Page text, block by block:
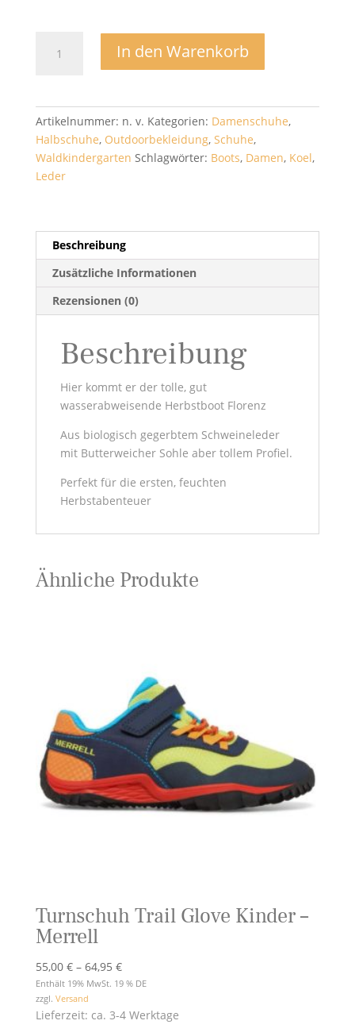
Florenz
Menge
In den Warenkorb
Artikelnummer: n. v. Kategorien: Damenschuhe,
Halbschuhe, Outdoorbekleidung, Schuhe,
Waldkindergarten Schlagwörter: Boots, Damen, Koel,
Leder
Beschreibung
Zusätzliche Informationen
Rezensionen (0)
Beschreibung
Hier kommt er der tolle, gut
wasserabweisende Herbstboot Florenz
Aus biologisch gegerbtem Schweineleder
mit Butterweicher Sohle aber tollem Profiel.
Perfekt für die ersten, feuchten
Herbstabenteuer
Ähnliche Produkte
Turnschuh Trail Glove Kinder –
Merrell
55,00 € – 64,95 €Preisspanne:
55,00 €
64,95 €
Enthält 19% MwSt. 19 % DE
zzgl. Versand
Lieferzeit: ca. 3-4 Werktage